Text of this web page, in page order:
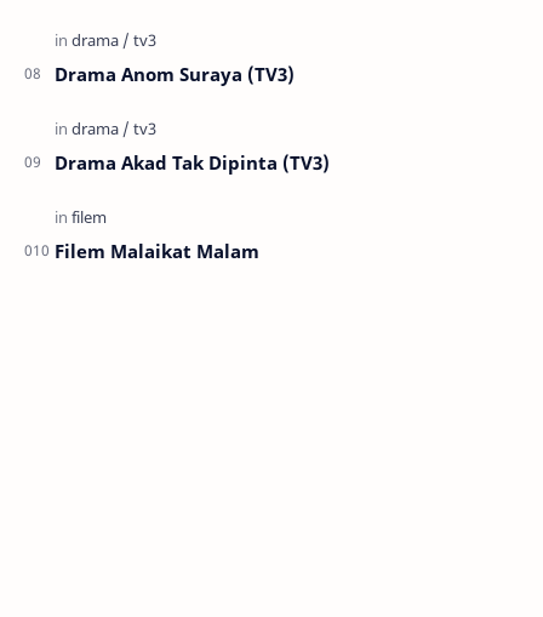
Drama Anom Suraya (TV3)
Drama Akad Tak Dipinta (TV3)
Filem Malaikat Malam